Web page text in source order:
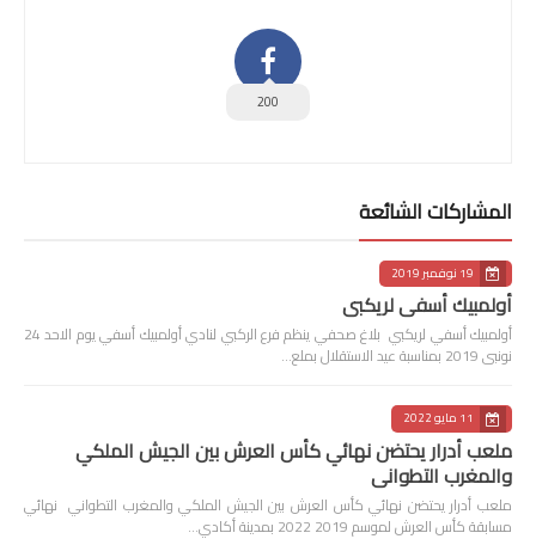
200
المشاركات الشائعة
19 نوفمبر 2019
أولمبيك أسفي لريكبي
أولمبيك أسفي لريكبي بلاغ صحفي ينظم فرع الركبي لنادي أولمبيك أسفي يوم الاحد 24
نونبى 2019 بمناسبة عيد الاستقلال بملع…
11 مايو 2022
ملعب أدرار يحتضن نهائي كأس العرش بين الجيش الملكي
والمغرب التطواني
ملعب أدرار يحتضن نهائي كأس العرش بين الجيش الملكي والمغرب التطواني نهائي
مسابقة كأس العرش لموسم 2019 2022 بمدينة أكادي…